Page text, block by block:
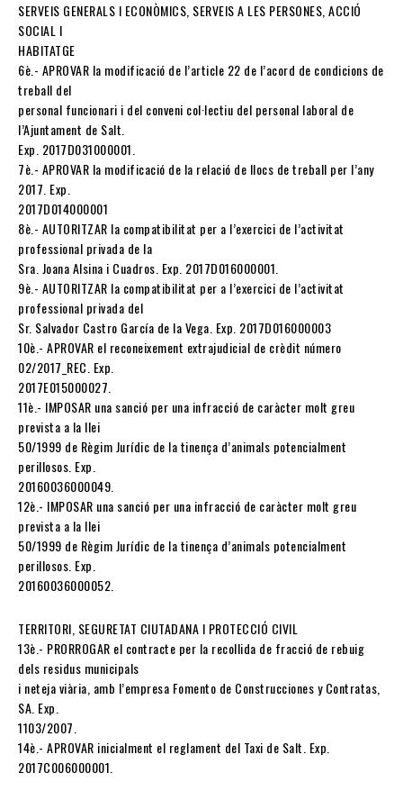
SERVEIS GENERALS I ECONÒMICS, SERVEIS A LES PERSONES, ACCIÓ
SOCIAL I
HABITATGE
6è.- APROVAR la modificació de l’article 22 de l’acord de condicions de
treball del
personal funcionari i del conveni col·lectiu del personal laboral de
l’Ajuntament de Salt.
Exp. 2017D031000001.
7è.- APROVAR la modificació de la relació de llocs de treball per l’any
2017. Exp.
2017D014000001
8è.- AUTORITZAR la compatibilitat per a l’exercici de l’activitat
professional privada de la
Sra. Joana Alsina i Cuadros. Exp. 2017D016000001.
9è.- AUTORITZAR la compatibilitat per a l’exercici de l’activitat
professional privada del
Sr. Salvador Castro García de la Vega. Exp. 2017D016000003
10è.- APROVAR el reconeixement extrajudicial de crèdit número
02/2017_REC. Exp.
2017E015000027.
11è.- IMPOSAR una sanció per una infracció de caràcter molt greu
prevista a la llei
50/1999 de Règim Jurídic de la tinença d’animals potencialment
perillosos. Exp.
20160036000049.
12è.- IMPOSAR una sanció per una infracció de caràcter molt greu
prevista a la llei
50/1999 de Règim Jurídic de la tinença d’animals potencialment
perillosos. Exp.
20160036000052.
TERRITORI, SEGURETAT CIUTADANA I PROTECCIÓ CIVIL
13è.- PRORROGAR el contracte per la recollida de fracció de rebuig
dels residus municipals
i neteja viària, amb l’empresa Fomento de Construcciones y Contratas,
SA. Exp.
1103/2007.
14è.- APROVAR inicialment el reglament del Taxi de Salt. Exp.
2017C006000001.